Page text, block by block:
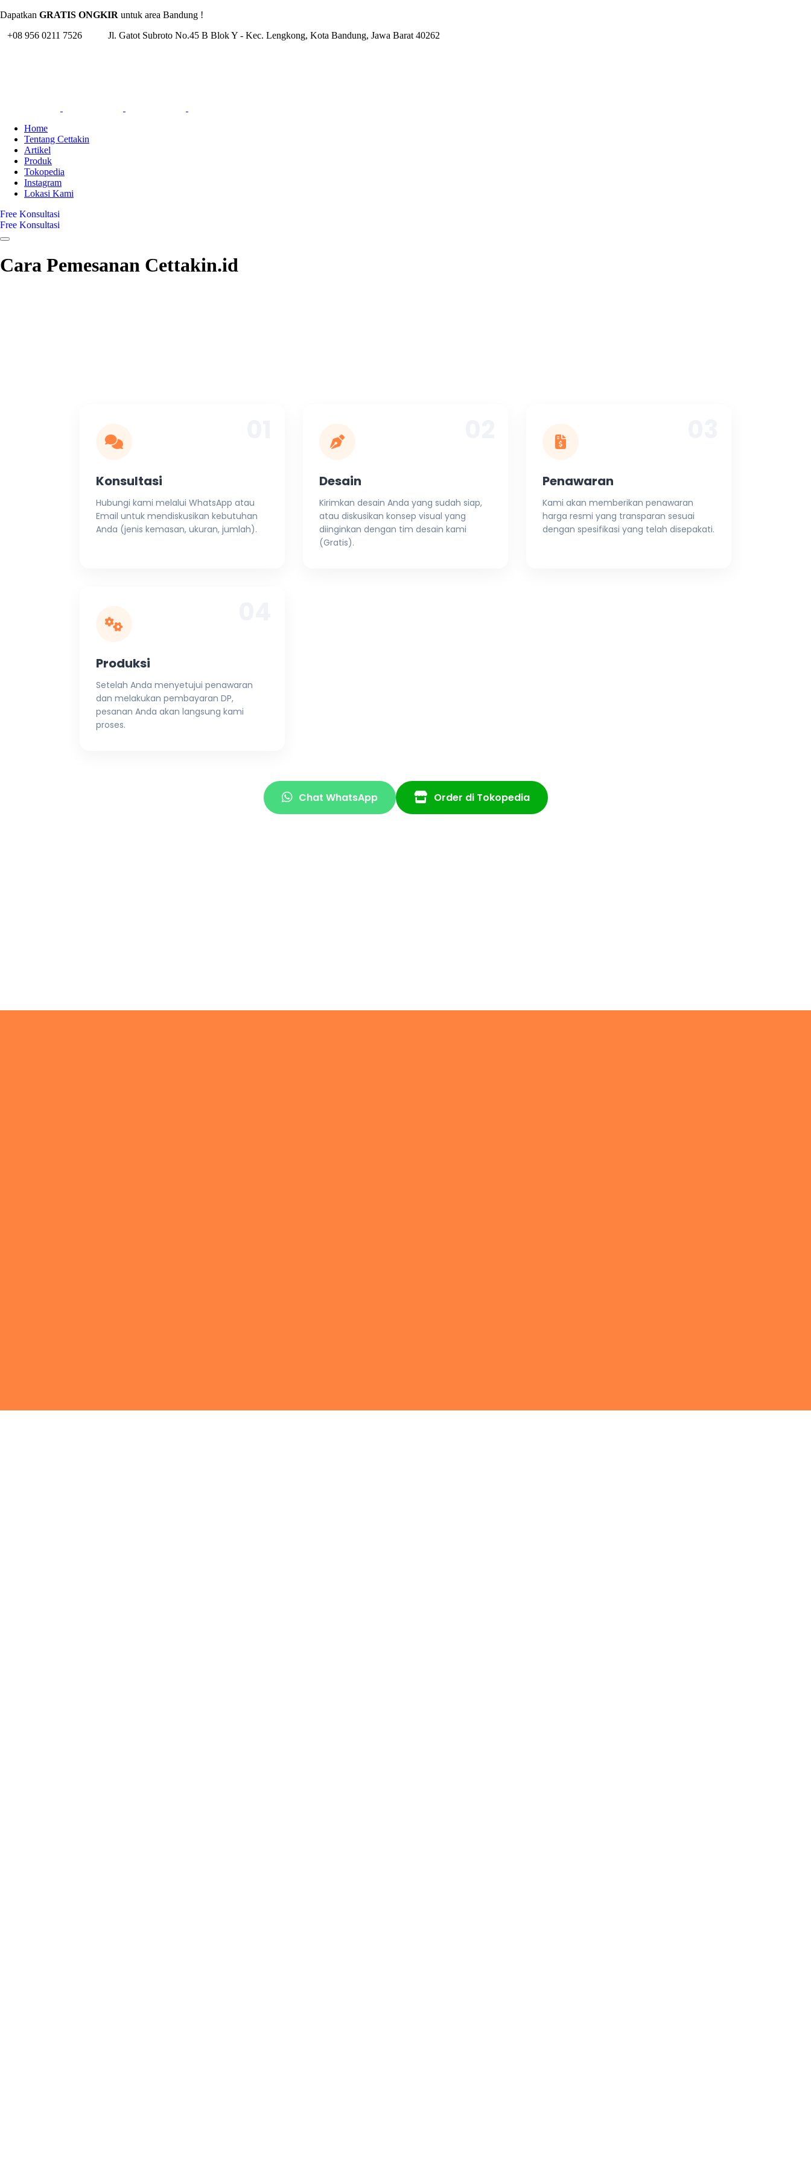
Dapatkan GRATIS ONGKIR untuk area Bandung !
+08 956 0211 7526
Jl. Gatot Subroto No.45 B Blok Y - Kec. Lengkong, Kota Bandung, Jawa Barat 40262
Home
Tentang Cettakin
Artikel
Produk
Tokopedia
Instagram
Lokasi Kami
Free Konsultasi
Free Konsultasi
Cara Pemesanan Cettakin.id
Konsultasi
Hubungi kami melalui WhatsApp atau
Email untuk mendiskusikan kebutuhan
Anda (jenis kemasan, ukuran, jumlah).
Desain
Kirimkan desain Anda yang sudah siap,
atau diskusikan konsep visual yang
diinginkan dengan tim desain kami
(Gratis).
Penawaran
Kami akan memberikan penawaran
harga resmi yang transparan sesuai
dengan spesifikasi yang telah disepakati.
Produksi
Setelah Anda menyetujui penawaran
dan melakukan pembayaran DP,
pesanan Anda akan langsung kami
proses.
Chat WhatsApp Order di Tokopedia